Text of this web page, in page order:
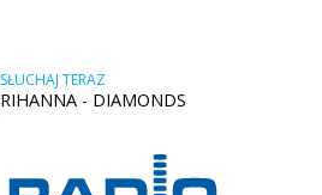
SŁUCHAJ TERAZ
RIHANNA - DIAMONDS